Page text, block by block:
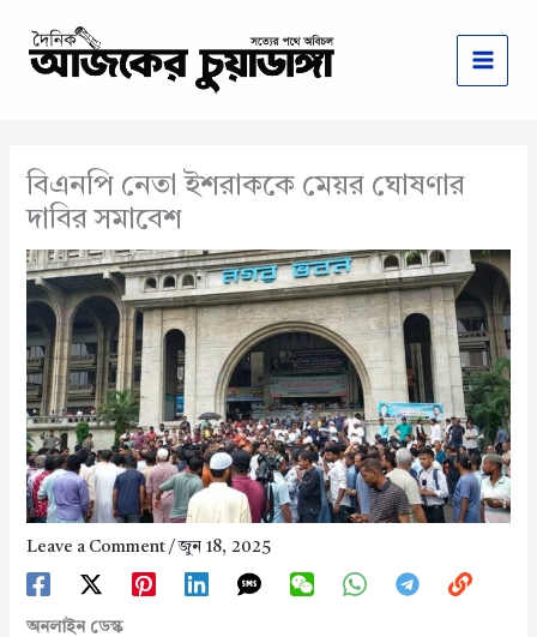
content
বিএনপি নেতা ইশরাককে মেয়র ঘোষণার
দাবির সমাবেশ
Leave a Comment /জুন 18, 2025
অনলাইন ডেস্ক